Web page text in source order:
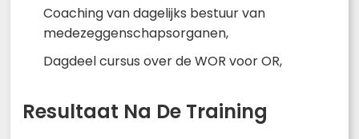
Coaching van dagelijks bestuur van
medezeggenschapsorganen,
Dagdeel cursus over de WOR voor OR,
Resultaat Na De Training